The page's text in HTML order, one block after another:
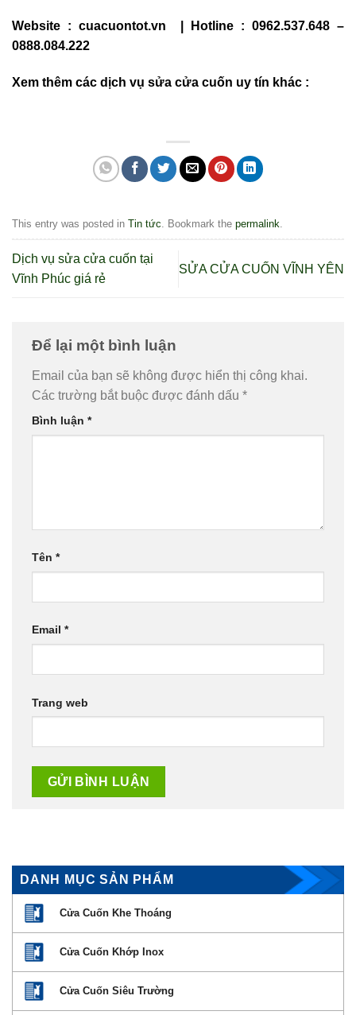
Website : cuacuontot.vn | Hotline : 0962.537.648 –
0888.084.222
Xem thêm các dịch vụ sửa cửa cuốn uy tín khác :
This entry was posted in Tin tức. Bookmark the permalink.
Dịch vụ sửa cửa cuốn tại
Vĩnh Phúc giá rẻ
SỬA CỬA CUỐN VĨNH YÊN
Để lại một bình luận
Email của bạn sẽ không được hiển thị công khai.
Các trường bắt buộc được đánh dấu *
Bình luận *
Tên *
Email *
Trang web
DANH MỤC SẢN PHẨM
Cửa Cuốn Khe Thoáng
Cửa Cuốn Khớp Inox
Cửa Cuốn Siêu Trường